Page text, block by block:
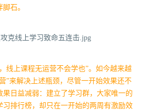
石。
线上课程无运营不会学也”。如今越来越
”来解决上述瓶颈，尽管一开始效果还不
日益减弱：建立了学习群，大家唯一的
习排行榜，却只在一开始的两周有激励效